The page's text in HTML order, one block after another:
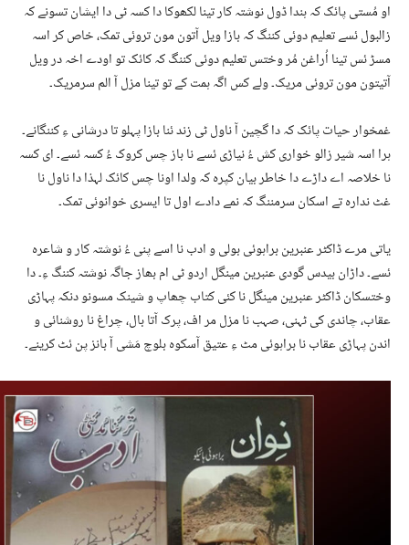
او مُستی پائک کہ ہندا ڈول نوشتہ کار تینا لکھوکا دا کسہ ٹی دا ایشان تسونے کہ
زالبول ئسے تعلیم دوئی کننگ کہ بازا ویل آتون مون تروئی تمک، خاص کر اسہ
مسڑ ئس تینا اُراغن مُر وختس تعلیم دوئی کننگ کہ کائک تو اودے اخہ در ویل
آتیتون مون تروئی مریک۔ ولے کس اگہ ہمت کے تو تینا مزل آ الم سرمریک۔
غمخوار حیات پائک کہ دا گچین آ ناول ٹی زند ئنا بازا پہلو تا درشانی ءِ کننگانے۔
ہرا اسہ شیر زالو خواری کش ءُ نیاڑی ئسے نا باز چس کروک ءُ کسہ ئسے۔ ای کسہ
نا خلاصہ اے داڑے دا خاطر بیان کپرہ کہ ولدا اونا چس کائک لہذا دا ناول نا
غٹ ندارہ تے اسکان سرمننگ کہ نمے دادے اول تا ایسری خوانوئی تمک۔
یاتی مرے ڈاکٹر عنبرین براہوئی بولی و ادب نا اسے پنی ءُ نوشتہ کار و شاعرہ
ئسے۔ داڑان بیدس گودی عنبرین مینگل اردو ٹی ام بھاز جاگہ نوشتہ کننگ ءِ۔ دا
وختسکان ڈاکٹر عنبرین مینگل نا کئی کتاب چھاپ و شینک مسونو دنکہ پہاڑی
عقاب، چاندی کی ٹہنی، صہب نا مزل مر اف، پرک آتا بال، چراغ نا روشنائی و
اندن پہاڑی عقاب نا براہوئی مٹ ءِ عتیق آسکوہ بلوچ مَشی آ بانز پن ئٹ کرینے۔